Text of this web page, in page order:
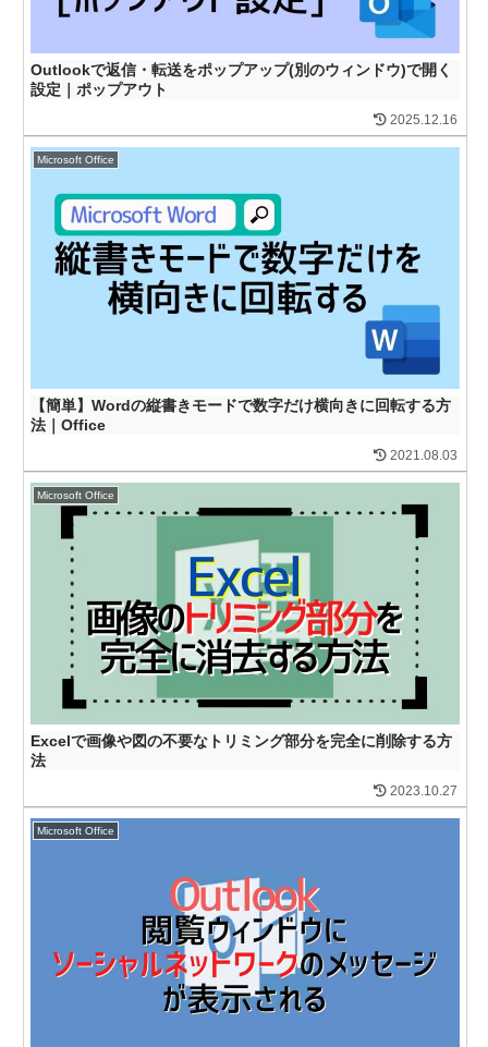
Outlookで返信・転送をポップアップ(別のウィンドウ)で開く
設定｜ポップアウト
2025.12.16
Microsoft Office
【簡単】Wordの縦書きモードで数字だけ横向きに回転する方
法｜Office
2021.08.03
Microsoft Office
Excelで画像や図の不要なトリミング部分を完全に削除する方
法
2023.10.27
Microsoft Office